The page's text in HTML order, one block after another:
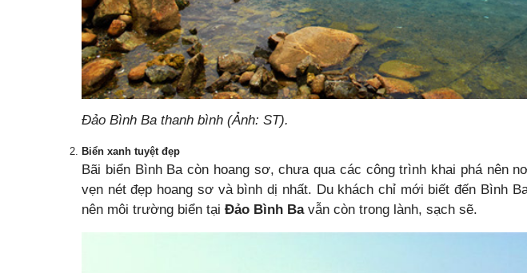
Đảo Bình Ba thanh bình (Ảnh: ST).
Biển xanh tuyệt đẹp
Bãi biển Bình Ba còn hoang sơ, chưa qua các công trình khai phá nên
vẹn nét đẹp hoang sơ và bình dị nhất. Du khách chỉ mới biết đến Bình
nên môi trường biển tại Đảo Bình Bavẫn còn trong lành, sạch sẽ.